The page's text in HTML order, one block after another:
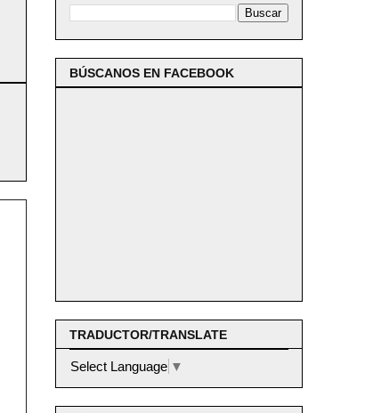
BÚSCANOS EN FACEBOOK
TRADUCTOR/TRANSLATE
Select Language ▼